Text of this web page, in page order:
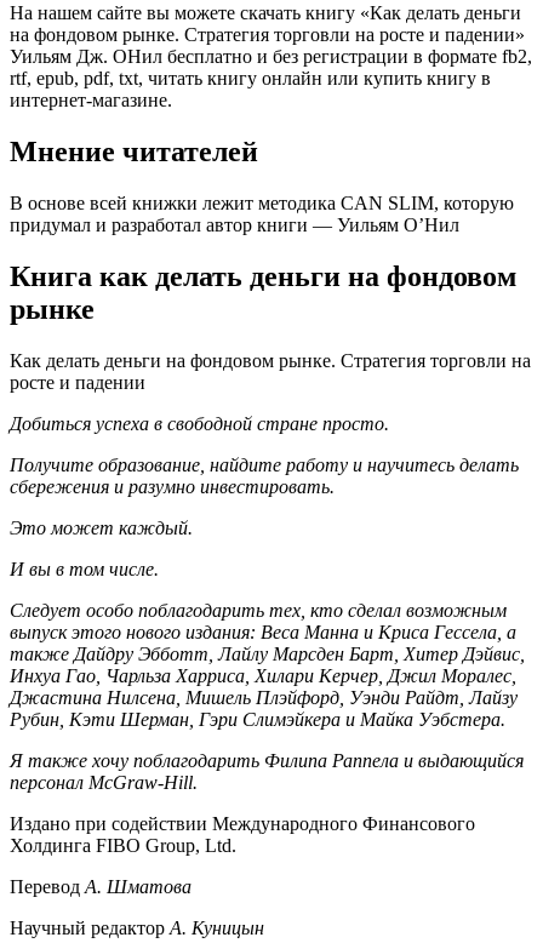
На нашем сайте вы можете скачать книгу «Как делать деньги
на фондовом рынке. Стратегия торговли на росте и падении»
Уильям Дж. ОНил бесплатно и без регистрации в формате fb2,
rtf, epub, pdf, txt, читать книгу онлайн или купить книгу в
интернет-магазине.
Мнение читателей
В основе всей книжки лежит методика CAN SLIM, которую
придумал и разработал автор книги — Уильям О’Нил
Книга как делать деньги на фондовом
рынке
Как делать деньги на фондовом рынке. Стратегия торговли на
росте и падении
Добиться успеха в свободной стране просто.
Получите образование, найдите работу и научитесь делать
сбережения и разумно инвестировать.
Это может каждый.
И вы в том числе.
Следует особо поблагодарить тех, кто сделал возможным
выпуск этого нового издания: Веса Манна и Криса Гессела, а
также Дайдру Эбботт, Лайлу Марсден Барт, Хитер Дэйвис,
Инхуа Гао, Чарльза Харриса, Хилари Керчер, Джил Моралес,
Джастина Нилсена, Мишель Плэйфорд, Уэнди Райдт, Лайзу
Рубин, Кэти Шерман, Гэри Слимэйкера и Майка Уэбстера.
Я также хочу поблагодарить Филипа Раппела и выдающийся
персонал McGraw-Hill.
Издано при содействии Международного Финансового
Холдинга FIBO Group, Ltd.
Перевод А. Шматова
Научный редактор А. Куницын